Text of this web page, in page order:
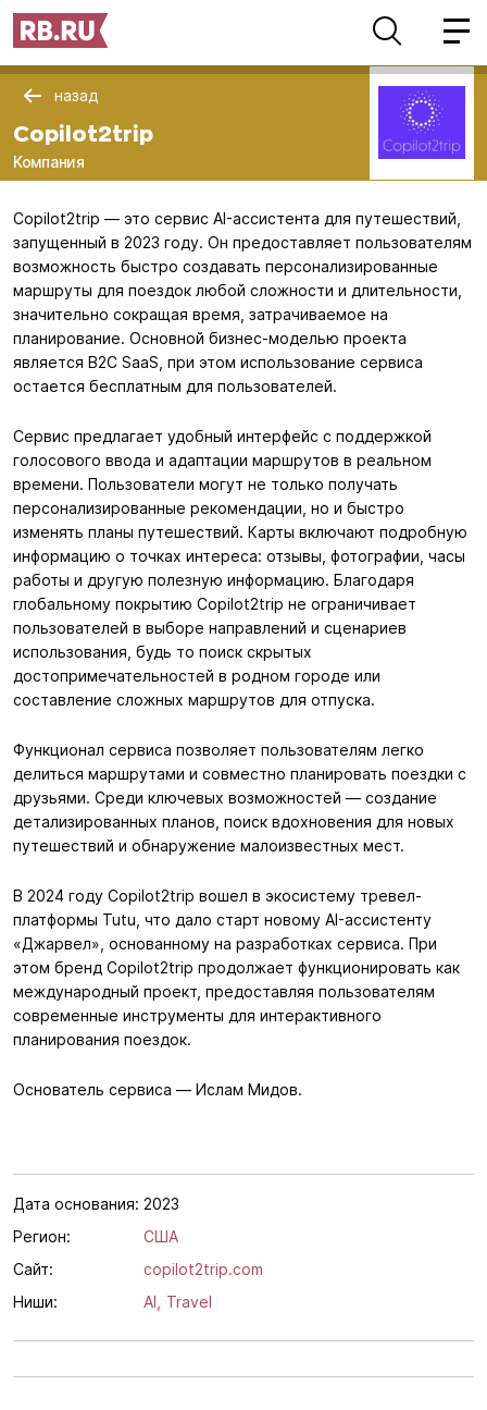
назад
Copilot2trip
Компания
Copilot2trip — это сервис AI-ассистента для путешествий,
запущенный в 2023 году. Он предоставляет пользователям
возможность быстро создавать персонализированные
маршруты для поездок любой сложности и длительности,
значительно сокращая время, затрачиваемое на
планирование. Основной бизнес-моделью проекта
является B2C SaaS, при этом использование сервиса
остается бесплатным для пользователей.
Сервис предлагает удобный интерфейс с поддержкой
голосового ввода и адаптации маршрутов в реальном
времени. Пользователи могут не только получать
персонализированные рекомендации, но и быстро
изменять планы путешествий. Карты включают подробную
информацию о точках интереса: отзывы, фотографии, часы
работы и другую полезную информацию. Благодаря
глобальному покрытию Copilot2trip не ограничивает
пользователей в выборе направлений и сценариев
использования, будь то поиск скрытых
достопримечательностей в родном городе или
составление сложных маршрутов для отпуска.
Функционал сервиса позволяет пользователям легко
делиться маршрутами и совместно планировать поездки с
друзьями. Среди ключевых возможностей — создание
детализированных планов, поиск вдохновения для новых
путешествий и обнаружение малоизвестных мест.
В 2024 году Copilot2trip вошел в экосистему тревел-
платформы Tutu, что дало старт новому AI-ассистенту
«Джарвел», основанному на разработках сервиса. При
этом бренд Copilot2trip продолжает функционировать как
международный проект, предоставляя пользователям
современные инструменты для интерактивного
планирования поездок.
Основатель сервиса — Ислам Мидов.
Дата основания: 2023
Регион:
США
Сайт:
copilot2trip.com
Ниши:
AI, Travel